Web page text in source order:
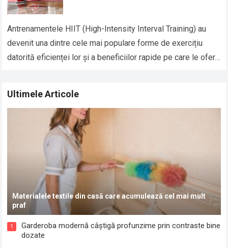
Antrenamentele HIIT (High-Intensity Interval Training) au
devenit una dintre cele mai populare forme de exercițiu
datorită eficienței lor și a beneficiilor rapide pe care le oferă
Ultimele Articole
Materialele textile din casă care acumulează cel mai mult
praf
1
Garderoba modernă câștigă profunzime prin contraste bine
dozate